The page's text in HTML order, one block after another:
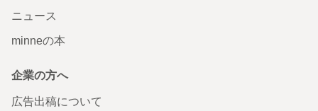
ニュース
minneの本
企業の方へ
広告出稿について